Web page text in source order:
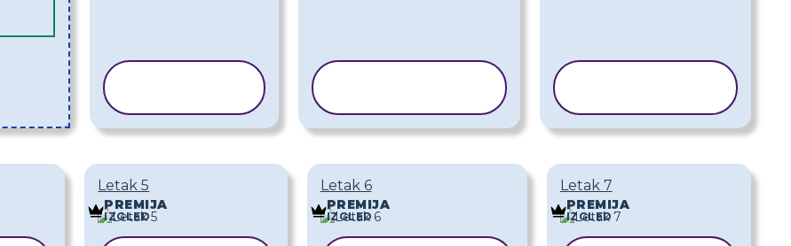
Letak 5
PREMIJA
IZGLED
Letak 6
PREMIJA
IZGLED
Letak 7
PREMIJA
IZGLED